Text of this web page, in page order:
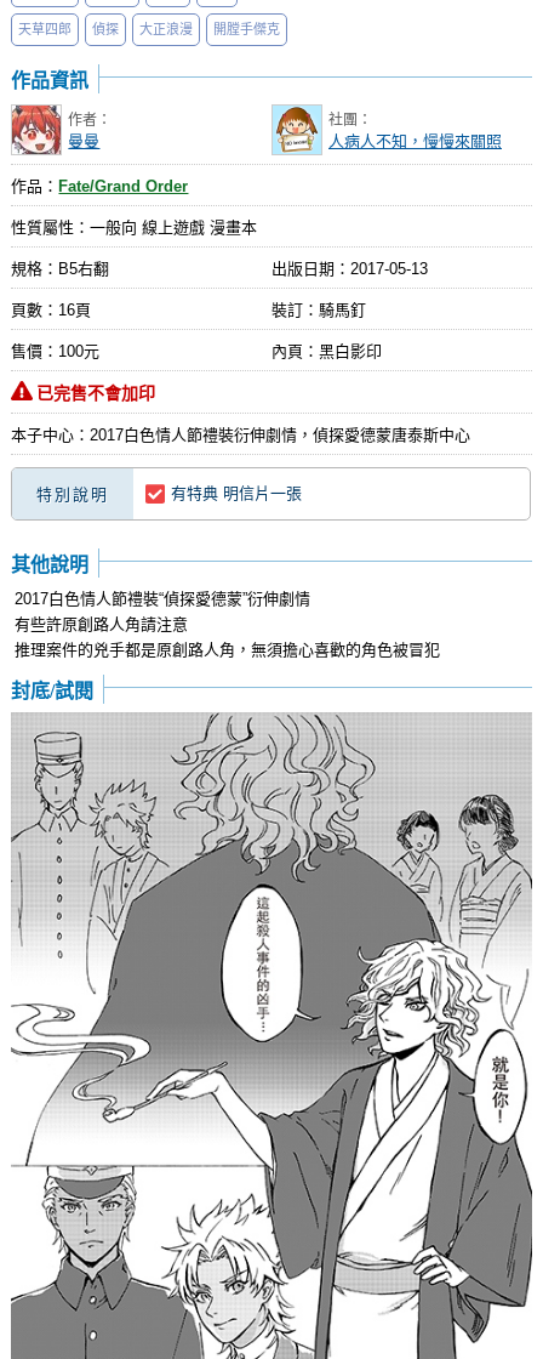
天草四郎 偵探 大正浪漫 開膛手傑克
作品資訊
作者：
曼曼
社團：
人病人不知，慢慢來關照
作品： Fate/Grand Order
性質屬性：一般向 線上遊戲 漫畫本
規格：B5右翻 出版日期： 2017-05-13
頁數：16頁 裝訂：騎馬釘
售價：100元 內頁：黑白影印
已完售不會加印
本子中心：2017白色情人節禮裝衍伸劇情，偵探愛德蒙唐泰斯中心
特別說明 有特典 明信片一張
其他說明
2017白色情人節禮裝“偵探愛德蒙”衍伸劇情
有些許原創路人角請注意
推理案件的兇手都是原創路人角，無須擔心喜歡的角色被冒犯
封底/試閱